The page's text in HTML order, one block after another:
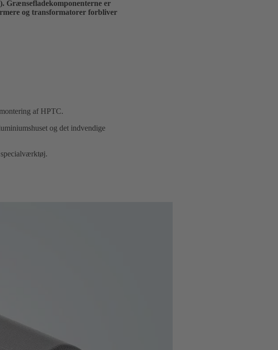
Grænsefladekomponenterne er
og transformatorer forbliver
af HPTC.
og det indvendige